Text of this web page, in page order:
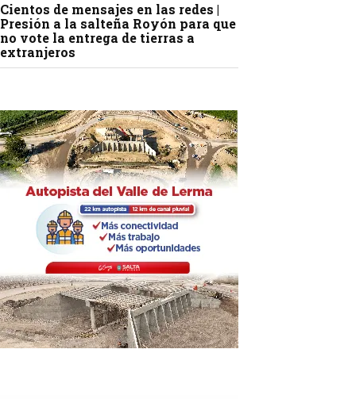
Cientos de mensajes en las redes |
Presión a la salteña Royón para que
no vote la entrega de tierras a
extranjeros